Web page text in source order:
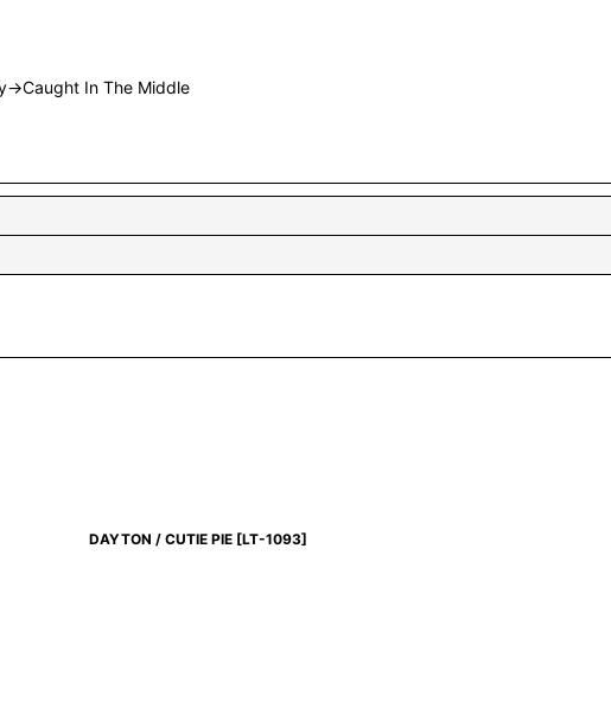
In The Middle
DAYTON / CUTIE PIE [LT-1093]